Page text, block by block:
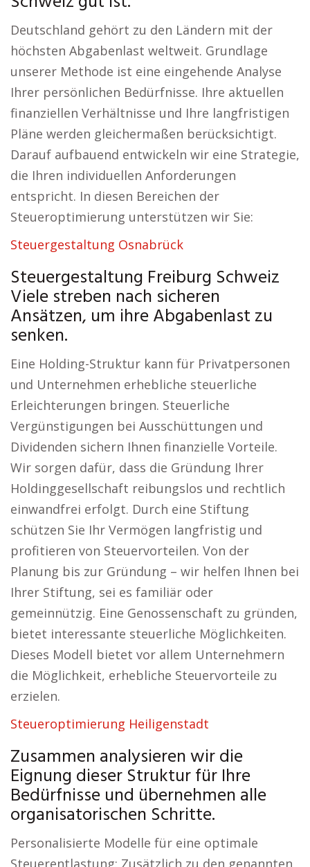
Deutschland gehört zu den Ländern mit der
höchsten Abgabenlast weltweit. Grundlage
unserer Methode ist eine eingehende Analyse
Ihrer persönlichen Bedürfnisse. Ihre aktuellen
finanziellen Verhältnisse und Ihre langfristigen
Pläne werden gleichermaßen berücksichtigt.
Darauf aufbauend entwickeln wir eine Strategie,
die Ihren individuellen Anforderungen
entspricht. In diesen Bereichen der
Steueroptimierung unterstützen wir Sie:
Steuergestaltung Osnabrück
Steuergestaltung Freiburg Schweiz
Viele streben nach sicheren
Ansätzen, um ihre Abgabenlast zu
senken.
Eine Holding-Struktur kann für Privatpersonen
und Unternehmen erhebliche steuerliche
Erleichterungen bringen. Steuerliche
Vergünstigungen bei Ausschüttungen und
Dividenden sichern Ihnen finanzielle Vorteile.
Wir sorgen dafür, dass die Gründung Ihrer
Holdinggesellschaft reibungslos und rechtlich
einwandfrei erfolgt. Durch eine Stiftung
schützen Sie Ihr Vermögen langfristig und
profitieren von Steuervorteilen. Von der
Planung bis zur Gründung – wir helfen Ihnen bei
Ihrer Stiftung, sei es familiär oder
gemeinnützig. Eine Genossenschaft zu gründen,
bietet interessante steuerliche Möglichkeiten.
Dieses Modell bietet vor allem Unternehmern
die Möglichkeit, erhebliche Steuervorteile zu
erzielen.
Steueroptimierung Heiligenstadt
Zusammen analysieren wir die
Eignung dieser Struktur für Ihre
Bedürfnisse und übernehmen alle
organisatorischen Schritte.
Personalisierte Modelle für eine optimale
Steuerentlastung: Zusätzlich zu den genannten